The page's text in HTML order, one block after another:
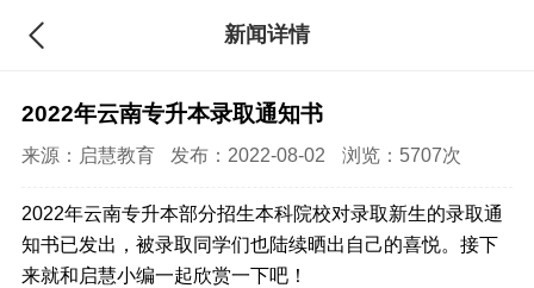
新闻详情
2022年云南专升本录取通知书
来源： 启慧教育 发布：2022-08-02 浏览：5707次
2022年云南专升本部分招生本科院校对录取新生的录取通
知书已发出，被录取同学们也陆续晒出自己的喜悦。接下
来就和启慧小编一起欣赏一下吧！